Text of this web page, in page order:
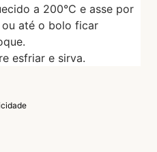
a 200°C e asse por
até o bolo ficar
esfriar e sirva.